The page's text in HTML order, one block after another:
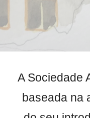
A Sociedade
baseada na